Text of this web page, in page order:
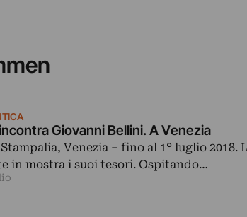
Giovanni Bellini. A Venezia
Venezia ‒ fino al 1° luglio 2018.
in mostra i suoi tesori. Ospitando…